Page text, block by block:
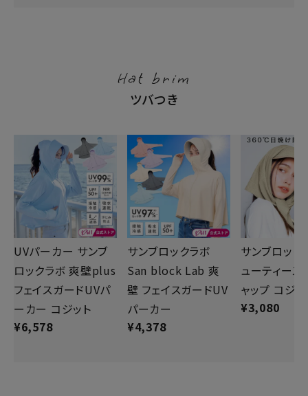
Hat brim
ツバつき
UVパーカー サンブ
ロックラボ 爽壁plus
フェイスガードUVパ
ーカー コジット
¥6,578
サンブロックラボ
San block Lab 爽
壁 フェイスガードUV
パーカー
¥4,378
サンブロック
ューティース
ャップ コジッ
¥3,080